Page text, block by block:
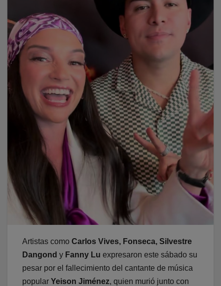
Artistas como Carlos Vives, Fonseca, Silvestre
Dangond y Fanny Lu expresaron este sábado su
pesar por el fallecimiento del cantante de música
popular Yeison Jiménez, quien murió junto con